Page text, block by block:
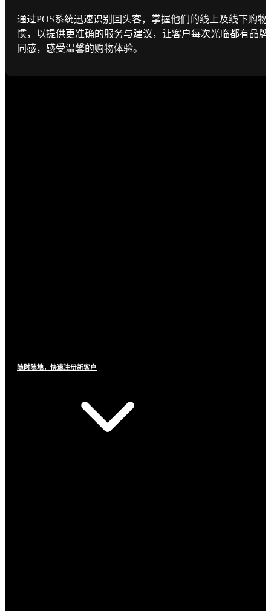
通过POS系统迅速识别回头客，掌握他们的线上及线下购物
惯，以提供更准确的服务与建议，让客户每次光临都有品牌
同感，感受温馨的购物体验。
随时随地，快速注册新客户